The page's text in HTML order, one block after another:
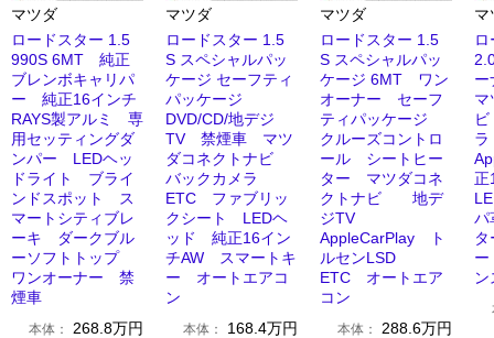
マツダ
ロードスター 1.5
990S 6MT 純正
ブレンボキャリパ
ー 純正16インチ
RAYS製アルミ 専
用セッティングダ
ンパー LEDヘッ
ドライト ブライ
ンドスポット ス
マートシティブレ
ーキ ダークブル
ーソフトトップ
ワンオーナー 禁
煙車
本体： 268.8万円
マツダ
ロードスター 1.5
S スペシャルパッ
ケージ セーフティ
パッケージ
DVD/CD/地デジ
TV 禁煙車 マツ
ダコネクトナビ
バックカメラ
ETC ファブリッ
クシート LEDヘ
ッド 純正16イン
チAW スマートキ
ー オートエアコ
ン
本体： 168.4万円
マツダ
ロードスター 1.5
S スペシャルパッ
ケージ 6MT ワン
オーナー セーフ
ティパッケージ
クルーズコントロ
ール シートヒー
ター マツダコネ
クトナビ 地デ
ジTV
AppleCarPlay ト
ルセンLSD
ETC オートエア
コン
本体： 288.6万円
マ
マ
パ
ン